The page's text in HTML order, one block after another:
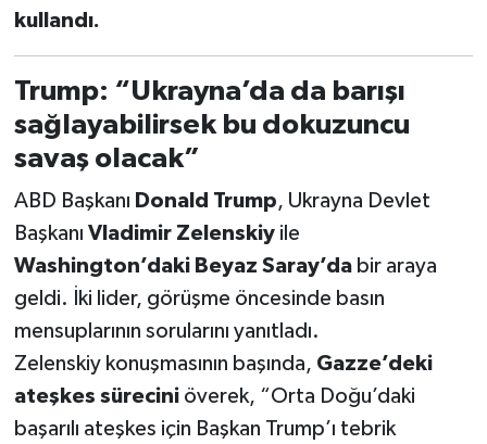
kullandı.
Trump: “Ukrayna’da da barışı
sağlayabilirsek bu dokuzuncu
savaş olacak”
ABD Başkanı Donald Trump, Ukrayna Devlet
Başkanı Vladimir Zelenskiyile
Washington’daki Beyaz Saray’dabir araya
geldi. İki lider, görüşme öncesinde basın
mensuplarının sorularını yanıtladı.
Zelenskiy konuşmasının başında, Gazze’deki
ateşkes süreciniöverek, “Orta Doğu’daki
başarılı ateşkes için Başkan Trump’ı tebrik